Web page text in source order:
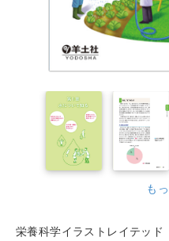
も
栄養科学イラストレイテッド